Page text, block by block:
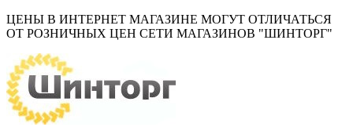
ЦЕНЫ В ИНТЕРНЕТ МАГАЗИНЕ МОГУТ ОТЛИЧАТЬСЯ
ОТ РОЗНИЧНЫХ ЦЕН СЕТИ МАГАЗИНОВ "ШИНТОРГ"